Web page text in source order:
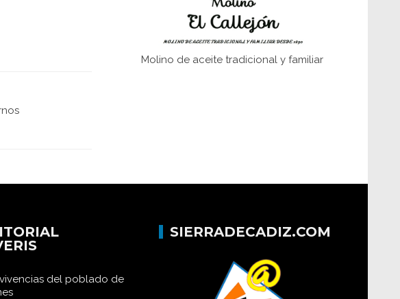
Historia y vivencias del poblado de Los
Molino de aceite tradicional y familiar
del poblado de
SIERRADECADIZ.COM